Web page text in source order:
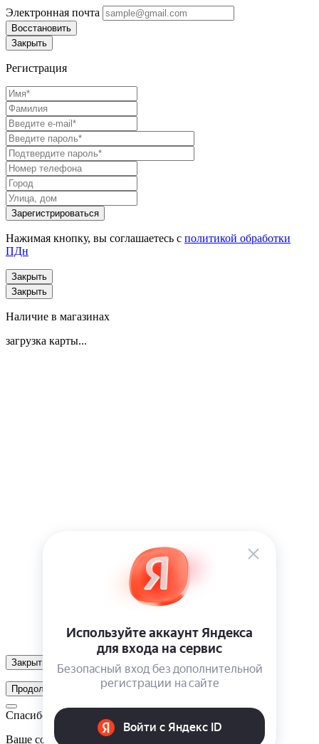
Электронная почта
Восстановить
Закрыть
Регистрация
Нажимая кнопку, вы соглашаетесь с политикой обработки
ПДн
Закрыть
Закрыть
Наличие в магазинах
загрузка карты...
Закрыть
Продолжить
Спасибо!
Ваше сообщение отправлено. Мы свяжемся с вами в